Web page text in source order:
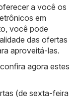
a você os
em
você pode
das ofertas
aproveitá-las.
agora estes
(de sexta-feira